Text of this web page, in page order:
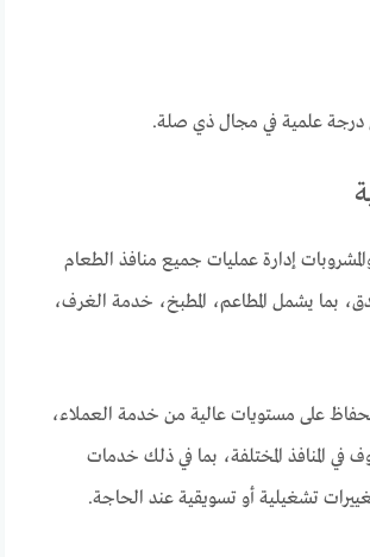
علمية في مجال ذي صلة.
إدارة عمليات جميع منافذ الطعام
بما يشمل المطاعم، المطبخ، خدمة الغرف،
على مستويات عالية من خدمة العملاء،
في المنافذ المختلفة، بما في ذلك خدمات
تشغيلية أو تسويقية عند الحاجة.